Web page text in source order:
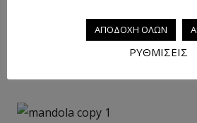
Καραμελωμένο
ΑΠΟΔΟΧΗ ΟΛΩΝ
ΡΥΘΜΙΣΕΙΣ